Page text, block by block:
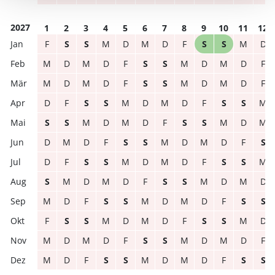
2027 1 2 3 4 5 6 7 8 9 10 11
12
F
S S M D M D F S S M
D
M
D M D F S S M D M D
F
M
D M D F S S M D M D
F
D
F S S M D M D F S S
M
S
S M D M D F S S M D
M
D
M D F S S M D M D F
S
D
F S S M D M D F S S
M
S
M D M D F S S M D M
D
M
D F S S M D M D F S
S
F
S S M D M D F S S M
D
M
D M D F S S M D M D
F
M
D F S S M D M D F S S